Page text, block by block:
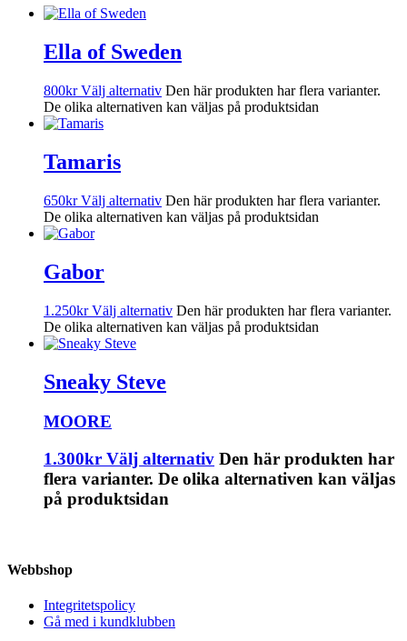
Ella of Sweden
800kr Välj alternativ Den här produkten har flera varianter.
De olika alternativen kan väljas på produktsidan
Tamaris
650kr Välj alternativ Den här produkten har flera varianter.
De olika alternativen kan väljas på produktsidan
Gabor
1.250kr Välj alternativ Den här produkten har flera varianter.
De olika alternativen kan väljas på produktsidan
Sneaky Steve
MOORE
1.300kr Välj alternativ Den här produkten har
flera varianter. De olika alternativen kan väljas
på produktsidan
Webbshop
Integritetspolicy
Gå med i kundklubben